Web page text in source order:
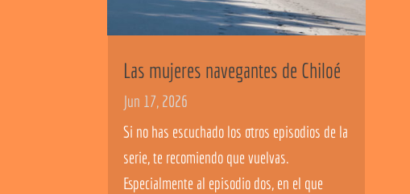
Las mujeres navegantes de Chiloé
Jun 17, 2026
Si no has escuchado los otros episodios de la
serie, te recomiendo que vuelvas.
Especialmente al episodio dos, en el que